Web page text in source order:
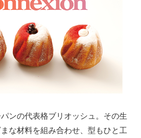
ンの代表格ブリオッシュ。その生
な材料を組み合わせ、型もひと工